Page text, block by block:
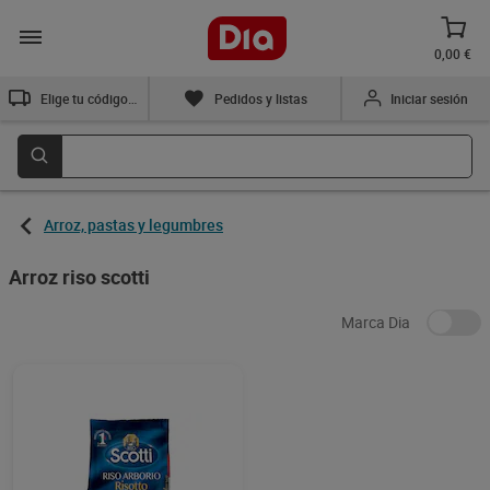
0,00 €
Pedidos y listas Iniciar sesión
Arroz, pastas y legumbres
Arroz riso scotti
Marca Dia